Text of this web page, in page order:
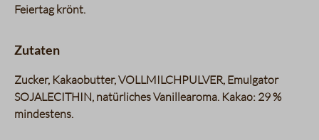
Feiertag krönt.
Zutaten
Zucker, Kakaobutter, VOLLMILCHPULVER, Emulgator
SOJALECITHIN, natürliches Vanillearoma. Kakao: 29 %
mindestens.